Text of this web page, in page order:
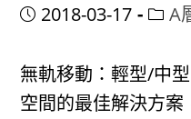
Post2018-03-17
PostA
無軌移動：輕型/中
空間的最佳解決方